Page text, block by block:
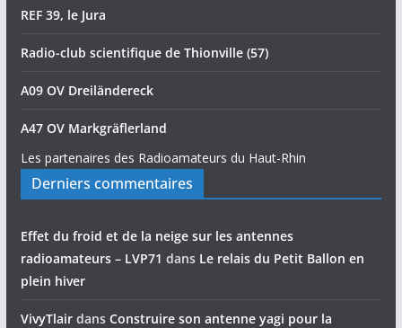
REF 39, le Jura
Radio-club scientifique de Thionville (57)
A09 OV Dreiländereck
A47 OV Markgräflerland
Les partenaires des Radioamateurs du Haut-Rhin
Derniers commentaires
Effet du froid et de la neige sur les antennes
radioamateurs – LVP71 dans Le relais du Petit Ballon en
plein hiver
VivyTlairdans Construire son antenne yagi pour la